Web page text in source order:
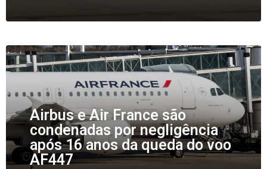
Airbus e Air France são
condenadas por negligência
após 16 anos da queda do voo
AF447